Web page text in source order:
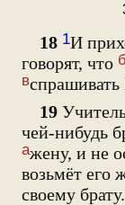
18 1И
говорят, что б
вспрашивать
19
чей-нибудь
ажену, и не
возьмёт его
своему брату.